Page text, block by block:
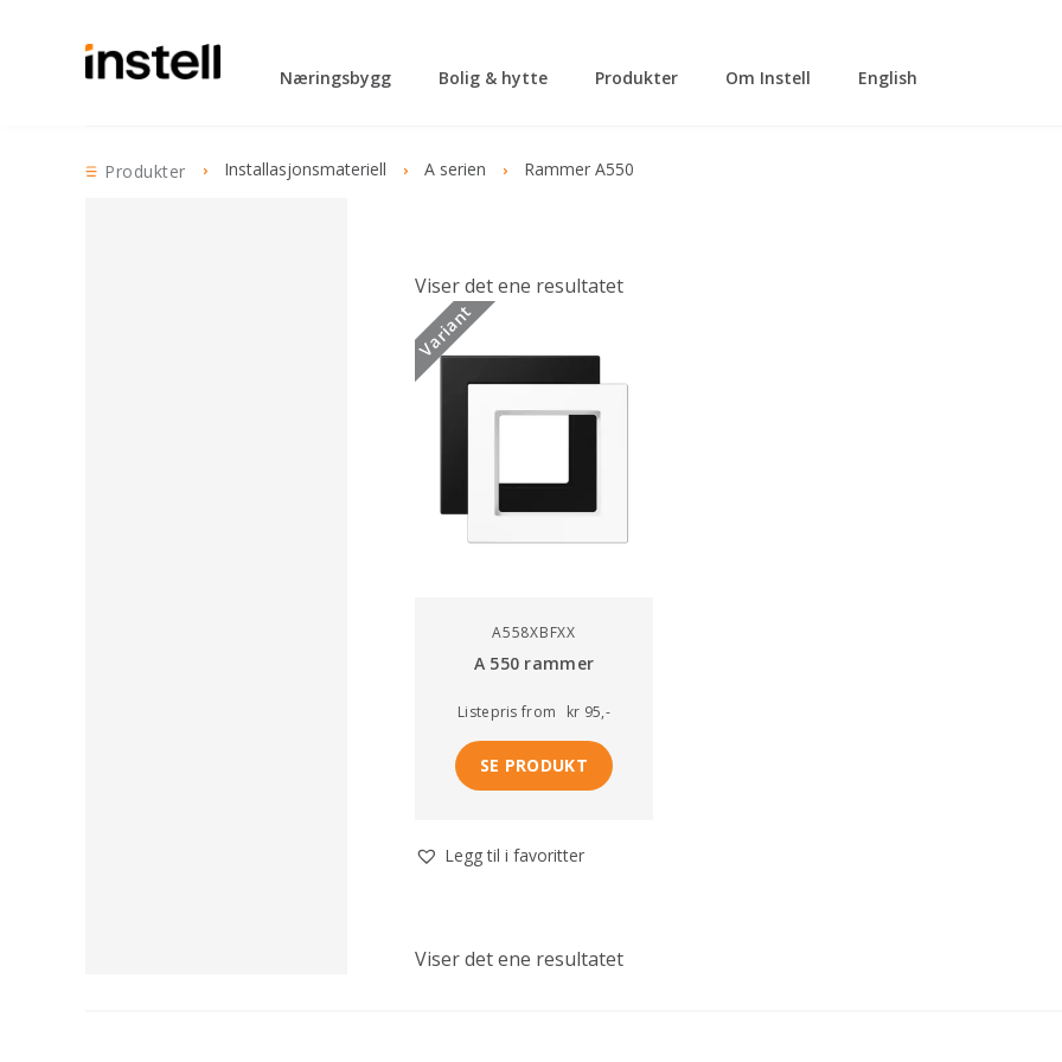
Næringsbygg Bolig & hytte Produkter Om Instell English
Produkter Installasjonsmateriell A serien Rammer A550
Viser det ene resultatet
Variant
A558XBFXX
A 550 rammer
Listeprisfrom kr 95,-
SE PRODUKT
Legg til i favoritter
Viser det ene resultatet